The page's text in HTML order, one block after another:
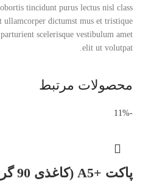
tincidunt purus lectus nisl class
ullamcorper dictumst mus et tristique
scelerisque vestibulum amet
elit ut volutpat.
محصولات مرتبط
-11%
پاکت +A5 (کاغذی 90 گرم )